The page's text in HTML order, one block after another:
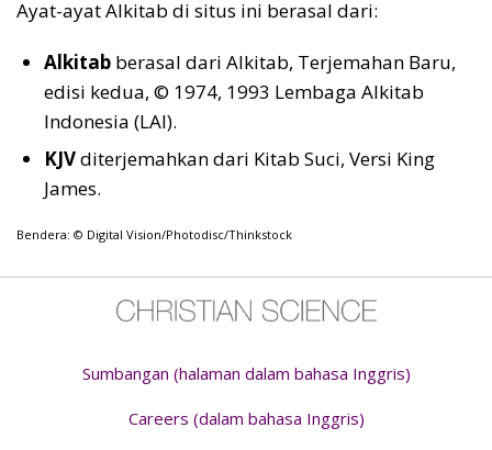
Ayat-ayat Alkitab di situs ini berasal dari:
Alkitab berasal dari Alkitab, Terjemahan Baru,
edisi kedua, © 1974, 1993 Lembaga Alkitab
Indonesia (LAI).
KJVditerjemahkan dari Kitab Suci, Versi King
James.
Bendera: © Digital Vision/Photodisc/Thinkstock
Sumbangan (halaman dalam bahasa Inggris)
Careers (dalam bahasa Inggris)